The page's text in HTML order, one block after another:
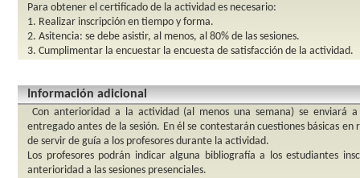
Para obtener el certificado de la actividad es necesario:
1. Realizar inscripción en tiempo y forma.
2. Asitencia: se debe asistir, al menos, al 80% de las sesiones.
3. Cumplimentar la encuestar la encuesta de satisfacción de la actividad.
Información adicional
Con anterioridad a la actividad (al menos una semana) se enviará
entregado antes de la sesión. En él se contestarán cuestiones básicas
de servir de guía a los profesores durante la actividad.
Los profesores podrán indicar alguna bibliografía a los estudiantes
anterioridad a las sesiones presenciales.